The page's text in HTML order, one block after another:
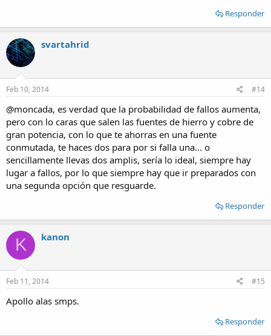
Responder
svartahrid
Feb 10, 2014 #14
@moncada, es verdad que la probabilidad de fallos aumenta,
pero con lo caras que salen las fuentes de hierro y cobre de
gran potencia, con lo que te ahorras en una fuente
conmutada, te haces dos para por si falla una... o
sencillamente llevas dos amplis, sería lo ideal, siempre hay
lugar a fallos, por lo que siempre hay que ir preparados con
una segunda opción que resguarde.
Responder
K kanon
Feb 11, 2014 #15
Apollo alas smps.
Responder